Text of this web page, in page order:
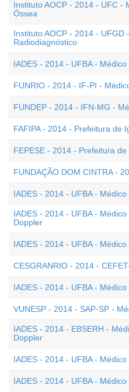
Instituto AOCP - 2014 - UFC -
Óssea
Instituto AOCP - 2014 - UFGD
Radiodiagnóstico
IADES - 2014 - UFBA -
FUNRIO - 2014 - IF-PI -
FUNDEP - 2014 - IFN-MG -
FAFIPA - 2014 - Prefeitura de
FEPESE - 2014 - Prefeitura
FUNDAÇÃO DOM CINTRA -
IADES - 2014 - UFBA -
IADES - 2014 - UFBA -
Doppler
IADES - 2014 - UFBA - Médico
CESGRANRIO - 2014 -
IADES - 2014 - UFBA -
VUNESP - 2014 - SAP-SP -
IADES - 2014 - EBSERH -
Doppler
IADES - 2014 - UFBA -
IADES - 2014 - UFBA -